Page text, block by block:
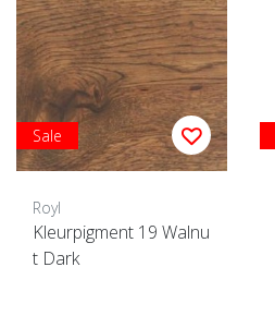
Sale
Royl
Kleurpigment 19 Walnu
t Dark